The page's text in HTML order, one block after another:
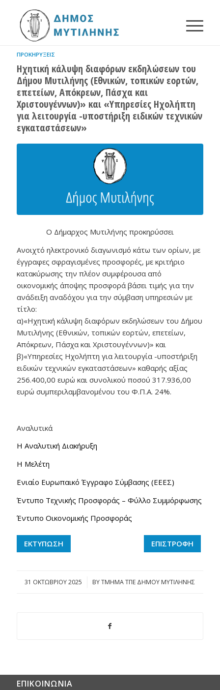
ΠΡΟΚΗΡΎΞΕΙΣ
Ηχητική κάλυψη διαφόρων εκδηλώσεων του
Δήμου Μυτιλήνης (Εθνικών, τοπικών εορτών,
επετείων, Απόκρεων, Πάσχα και
Χριστουγέννων)» και «Υπηρεσίες Ηχολήπτη
για λειτουργία -υποστήριξη ειδικών τεχνικών
εγκαταστάσεων»
Ο Δήμαρχος Μυτιλήνης προκηρύσσει
Ανοιχτό ηλεκτρονικό διαγωνισμό κάτω των ορίων, με
έγγραφες σφραγισμένες προσφορές, με κριτήριο
κατακύρωσης την πλέον συμφέρουσα από
οικονομικής άποψης προσφορά βάσει τιμής για την
ανάδειξη αναδόχου για την σύμβαση υπηρεσιών με
τίτλο:
α)«Ηχητική κάλυψη διαφόρων εκδηλώσεων του Δήμου
Μυτιλήνης (Εθνικών, τοπικών εορτών, επετείων,
Απόκρεων, Πάσχα και Χριστουγέννων)» και
β)«Υπηρεσίες Ηχολήπτη για λειτουργία -υποστήριξη
ειδικών τεχνικών εγκαταστάσεων» καθαρής αξίας
256.400,00 ευρώ και συνολικού ποσού 317.936,00
ευρώ συμπεριλαμβανομένου του Φ.Π.Α. 24%.
Αναλυτικά
Η Αναλυτική Διακήρυξη
Η Μελέτη
Ενιαίο Ευρωπαικό Έγγραφο Σύμβασης (ΕΕΕΣ)
Έντυπο Τεχνικής Προσφοράς – Φύλλο Συμμόρφωσης
Έντυπο Οικονομικής Προσφοράς
ΕΚΤΥΠΩΣΗ ΕΠΙΣΤΡΟΦΗ
31 ΟΚΤΩΒΡΊΟΥ 2025
/ BYΤΜΗΜΑ ΤΠΕ ΔΗΜΟΥ ΜΥΤΙΛΗΝΗΣ
ΕΠΙΚΟΙΝΩΝΙΑ